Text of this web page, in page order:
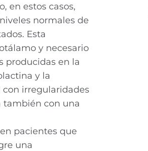
en estos casos,
normales de
Esta
y necesario
producidas en la
y la
con irregularidades
también con una
pacientes que
una